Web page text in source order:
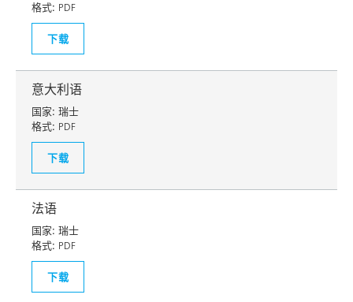
格式: PDF
下载
意大利语
国家: 瑞士
格式: PDF
下载
法语
国家: 瑞士
格式: PDF
下载